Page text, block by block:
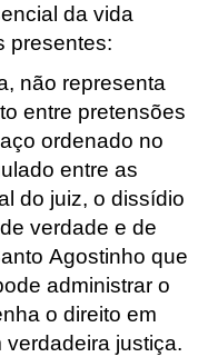
da vida
presentes:
não representa
entre pretensões
ordenado no
entre as
do juiz, o dissídio
verdade e de
Agostinho que
administrar o
o direito em
justiça.